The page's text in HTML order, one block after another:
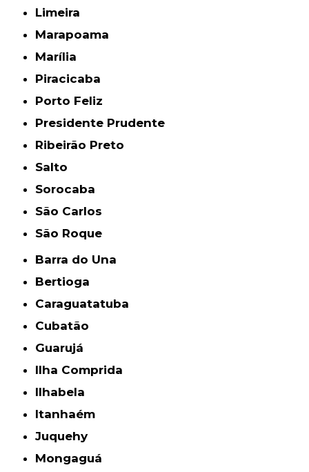
Limeira
Marapoama
Marília
Piracicaba
Porto Feliz
Presidente Prudente
Ribeirão Preto
Salto
Sorocaba
São Carlos
São Roque
Barra do Una
Bertioga
Caraguatatuba
Cubatão
Guarujá
Ilha Comprida
Ilhabela
Itanhaém
Juquehy
Mongaguá